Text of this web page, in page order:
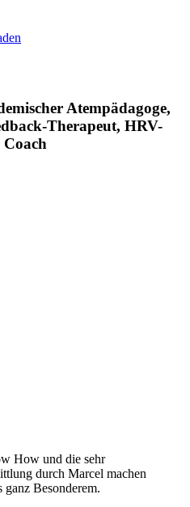
Atempädagoge,
Therapeut, HRV-
How und die sehr
durch Marcel machen
Besonderem.